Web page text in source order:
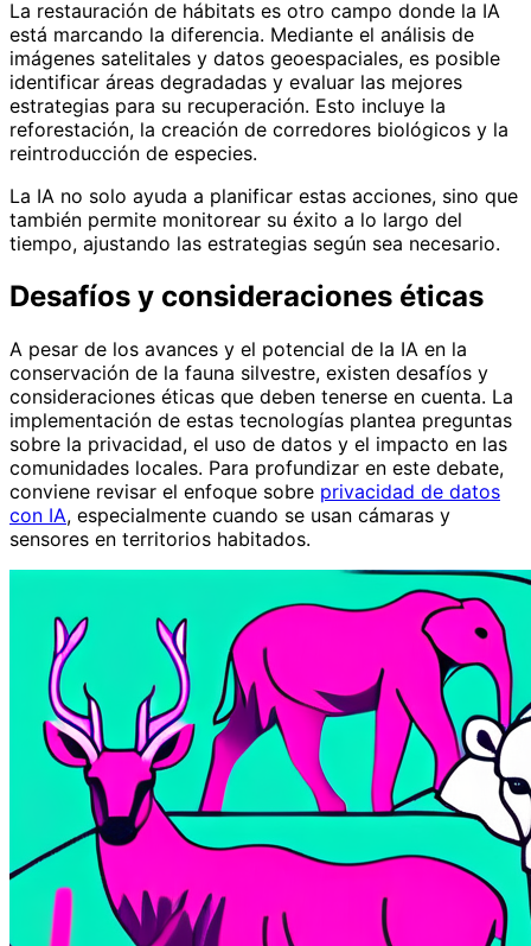
La restauración de hábitats es otro campo donde la IA
está marcando la diferencia. Mediante el análisis de
imágenes satelitales y datos geoespaciales, es posible
identificar áreas degradadas y evaluar las mejores
estrategias para su recuperación. Esto incluye la
reforestación, la creación de corredores biológicos y la
reintroducción de especies.
La IA no solo ayuda a planificar estas acciones, sino que
también permite monitorear su éxito a lo largo del
tiempo, ajustando las estrategias según sea necesario.
Desafíos y consideraciones éticas
A pesar de los avances y el potencial de la IA en la
conservación de la fauna silvestre, existen desafíos y
consideraciones éticas que deben tenerse en cuenta. La
implementación de estas tecnologías plantea preguntas
sobre la privacidad, el uso de datos y el impacto en las
comunidades locales. Para profundizar en este debate,
conviene revisar el enfoque sobre privacidad de datos
con IA, especialmente cuando se usan cámaras y
sensores en territorios habitados.